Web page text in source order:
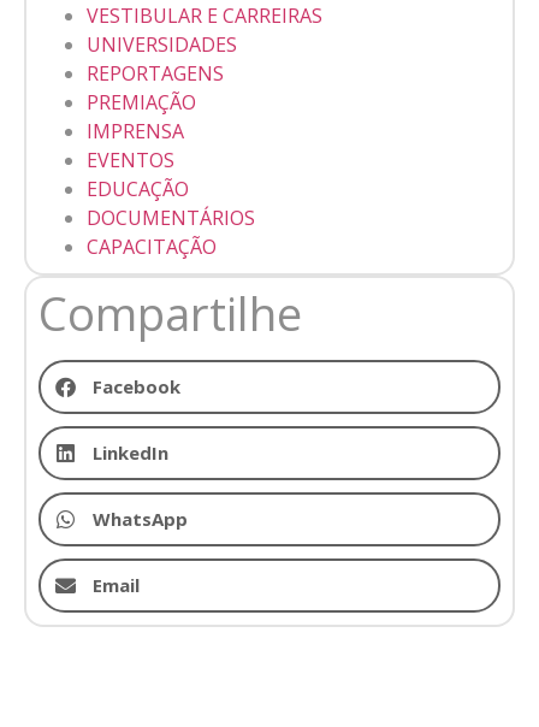
VESTIBULAR E CARREIRAS
UNIVERSIDADES
REPORTAGENS
PREMIAÇÃO
IMPRENSA
EVENTOS
EDUCAÇÃO
DOCUMENTÁRIOS
CAPACITAÇÃO
Compartilhe
Facebook
LinkedIn
WhatsApp
Email